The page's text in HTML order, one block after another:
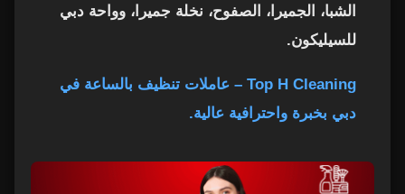
52 3. هل يمكن تغيير العاملة إذا لم تناسبني؟
53 4. هل العاملات محترفات ومدربات؟
الشبا، الجميرا، الصفوح، نخلة جميرا، وواحة دبي
للسيليكون.
Top H Cleaning – عاملات تنظيف بالساعة في
دبي بخبرة واحترافية عالية.